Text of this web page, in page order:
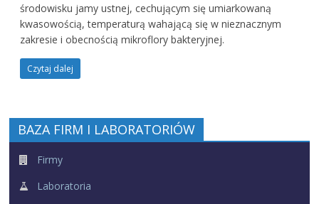
środowisku jamy ustnej, cechującym się umiarkowaną
kwasowością, temperaturą wahającą się w nieznacznym
zakresie i obecnością mikroflory bakteryjnej.
Czytaj dalej
BAZA FIRM I LABORATORIÓW
Firmy
Laboratoria